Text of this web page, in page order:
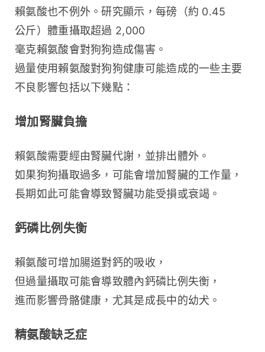
賴氨酸也不例外。研究顯示，每磅（約 0.45
公斤）體重攝取超過 2,000
毫克賴氨酸會對狗狗造成傷害。
過量使用賴氨酸對狗狗健康可能造成的一些主要
不良影響包括以下幾點：
增加腎臟負擔
賴氨酸需要經由腎臟代謝，並排出體外。
如果狗狗攝取過多，可能會增加腎臟的工作量，
長期如此可能會導致腎臟功能受損或衰竭。
鈣磷比例失衡
賴氨酸可增加腸道對鈣的吸收，
但過量攝取可能會導致體內鈣磷比例失衡，
進而影響骨骼健康，尤其是成長中的幼犬。
精氨酸缺乏症